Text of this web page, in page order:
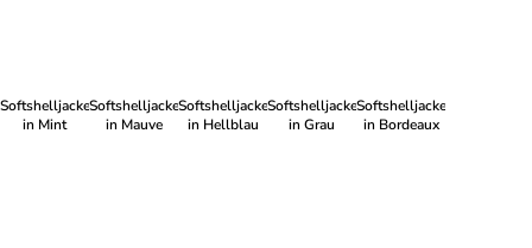
Softshelljacke
in Mint
Softshelljacke
in Mauve
Softshelljacke
in Hellblau
Softshelljacke
in Grau
Softshelljacke
in Bordeaux